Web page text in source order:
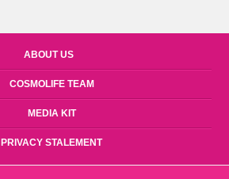
ABOUT US
COSMOLIFE TEAM
MEDIA KIT
PRIVACY STALEMENT